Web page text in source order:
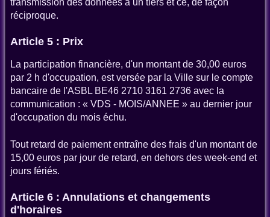
transmission des données à un tiers et ce, de façon
réciproque.
Article 5 : Prix
La participation financière, d'un montant de 30,00 euros
par 2 h d'occupation, est versée par la Ville sur le compte
bancaire de l'ASBL BE46 2710 3161 2736 avec la
communication : « VDS - MOIS/ANNEE » au dernier jour
d'occupation du mois échu.
Tout retard de paiement entraîne des frais d'un montant de
15,00 euros par jour de retard, en dehors des week-end et
jours fériés.
Article 6 : Annulations et changements
d'horaires